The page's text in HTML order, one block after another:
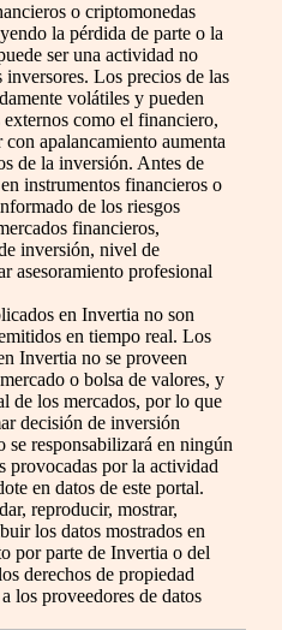
o criptomonedas
la pérdida de parte o la
ser una actividad no
inversores. Los precios de las
volátiles y pueden
como el financiero,
apalancamiento aumenta
de la inversión. Antes de
instrumentos financieros o
de los riesgos
financieros,
inversión, nivel de
asesoramiento profesional
en Invertia no son
en tiempo real. Los
Invertia no se proveen
o bolsa de valores, y
de los mercados, por lo que
decisión de inversión
se responsabilizará en ningún
provocadas por la actividad
en datos de este portal.
reproducir, mostrar,
los datos mostrados en
por parte de Invertia o del
derechos de propiedad
los proveedores de datos